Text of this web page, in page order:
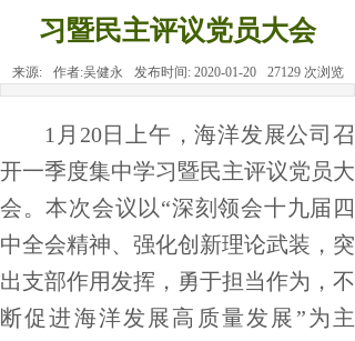
习暨民主评议党员大会
来源: 作者:吴健永 发布时间: 2020-01-20 27129 次浏览
1 月 20日上午，海洋发展公司召
开一季度集中学习暨民主评议党员大
会。本次会议以“深刻领会十九届四
中全会精神、强化创新理论武装，突
出支部作用发挥，勇于担当作为，不
断促进海洋发展高质量发展”为主